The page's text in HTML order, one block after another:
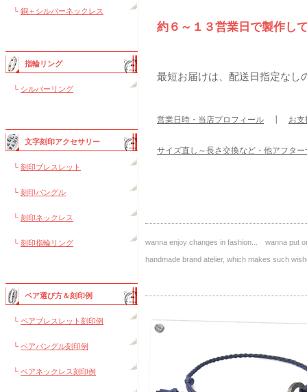
└ 銅＋シルバーネックレス
指輪リング
└ シルバーリング
文字刻印アクセサリー
└ 刻印ブレスレット
└ 刻印バングル
└ 刻印ネックレス
└ 刻印指輪リング
ペア選び方＆刻印例
└ ペアブレスレット刻印例
└ ペアバングル刻印例
└ ペアネックレス刻印例
約６～１３営業日で製作し
最短お届けは、配送日指定なし
営業日時・当店プロフィール お
サイズ直し～長さ交換など・他アフタ
wanna enjoy changes in fashion... wanna put
handmade brand atelier, which makes such